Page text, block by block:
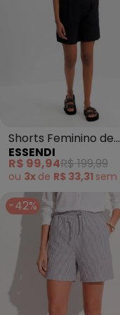
Shorts Feminino de
Alfaiataria (Preto)
ESSENDI
R$ 99,94R$ 199,99
ou 3x de R$ 33,31 sem
-42%